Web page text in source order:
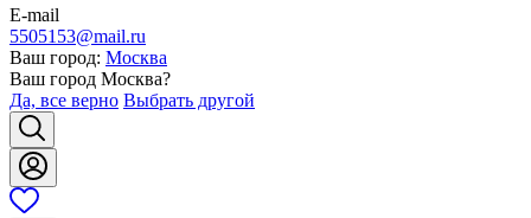
E-mail
5505153@mail.ru
Ваш город: Москва
Ваш город Москва?
Да, все верно Выбрать другой